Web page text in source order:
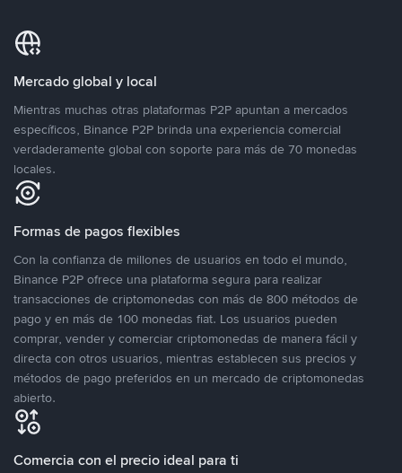
Mercado global y local
Mientras muchas otras plataformas P2P apuntan a mercados
específicos, Binance P2P brinda una experiencia comercial
verdaderamente global con soporte para más de 70 monedas
locales.
Formas de pagos flexibles
Con la confianza de millones de usuarios en todo el mundo,
Binance P2P ofrece una plataforma segura para realizar
transacciones de criptomonedas con más de 800 métodos de
pago y en más de 100 monedas fiat. Los usuarios pueden
comprar, vender y comerciar criptomonedas de manera fácil y
directa con otros usuarios, mientras establecen sus precios y
métodos de pago preferidos en un mercado de criptomonedas
abierto.
Comercia con el precio ideal para ti